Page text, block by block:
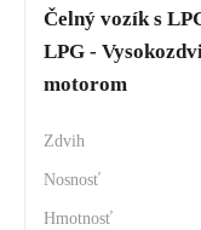
Čelný vozík s
LPG -
motorom